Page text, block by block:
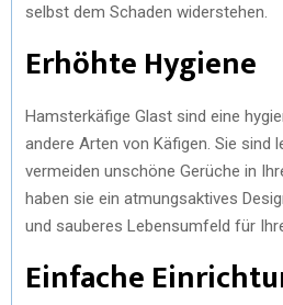
selbst dem Schaden widerstehen.
Erhöhte Hygiene
Hamsterkäfige Glast sind eine
andere Arten von Käfigen. Sie sind
vermeiden unschöne Gerüche in
haben sie ein atmungsaktives
und sauberes Lebensumfeld für
Einfache